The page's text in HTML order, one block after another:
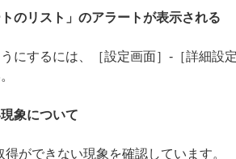
のリスト」のアラートが表示される
にするには、［設定画面］-［詳細設
象について
ができない現象を確認しています。